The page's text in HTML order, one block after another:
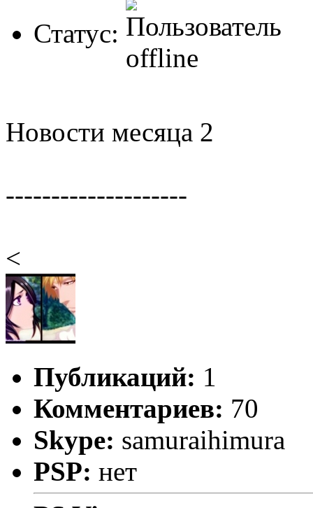
Статус:
Новости месяца 2
--------------------
<
Публикаций: 1
Комментариев: 70
Skype: samuraihimura
PSP: нет